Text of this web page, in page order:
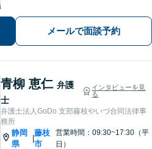
るよう、丁寧に説明して対応します
【焼津駅2分】【法テラス利用可能】
メールで面談予約
青柳 恵仁 弁護
士
インタビューを見
る
弁護士法人GoDo 支部藤枝やいづ合同法律事
務所
静岡
県
|
藤枝
市
営業時間：09:30~17:30（平
日）